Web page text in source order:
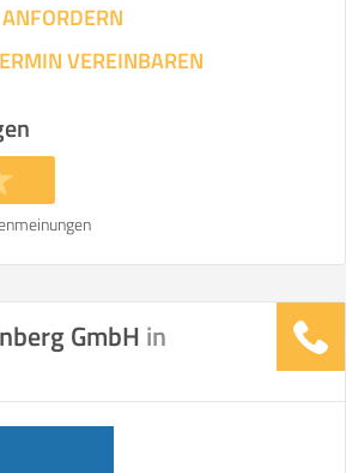
VEREINBAREN
GmbH in